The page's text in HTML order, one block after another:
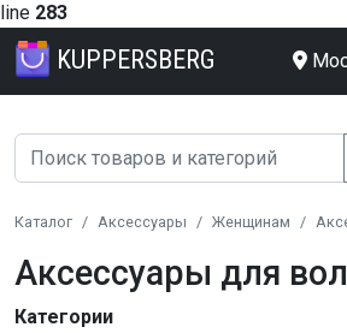
line 283
KUPPERSBERG
Каталог Аксессуары Женщинам
Аксессуары для
Категории